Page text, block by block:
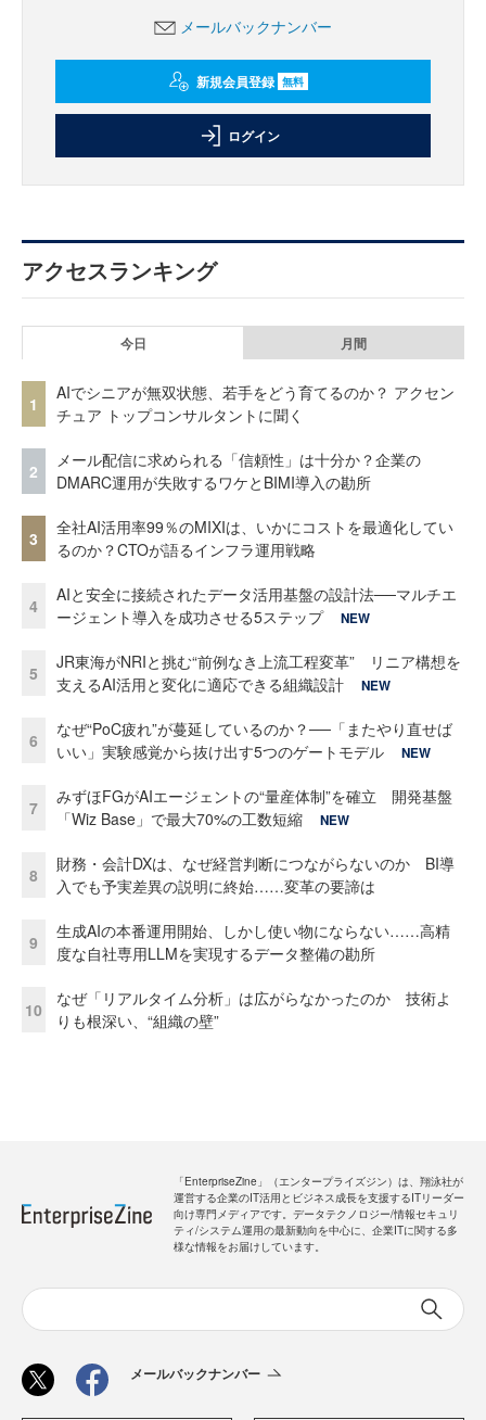
メールバックナンバー
新規会員登録 無料
ログイン
アクセスランキング
今日 月間
1
AIでシニアが無双状態、若手をどう育てるのか？ アクセン
チュア トップコンサルタントに聞く
2
メール配信に求められる「信頼性」は十分か？企業の
DMARC運用が失敗するワケとBIMI導入の勘所
3
全社AI活用率99％のMIXIは、いかにコストを最適化してい
るのか？CTOが語るインフラ運用戦略
4
AIと安全に接続されたデータ活用基盤の設計法──マルチエ
ージェント導入を成功させる5ステップ
NEW
5
JR東海がNRIと挑む“前例なき上流工程変革” リニア構想を
支えるAI活用と変化に適応できる組織設計
NEW
6
なぜ“PoC疲れ”が蔓延しているのか？──「またやり直せば
いい」実験感覚から抜け出す5つのゲートモデル
NEW
7
みずほFGがAIエージェントの“量産体制”を確立 開発基盤
「Wiz Base」で最大70%の工数短縮
NEW
8
財務・会計DXは、なぜ経営判断につながらないのか BI導
入でも予実差異の説明に終始……変革の要諦は
9
生成AIの本番運用開始、しかし使い物にならない……高精
度な自社専用LLMを実現するデータ整備の勘所
10
なぜ「リアルタイム分析」は広がらなかったのか 技術よ
りも根深い、“組織の壁”
「EnterpriseZine」（エンタープライズジン）は、翔泳社が
運営する企業のIT活用とビジネス成長を支援するITリーダー
向け専門メディアです。データテクノロジー/情報セキュリ
ティ/システム運用の最新動向を中心に、企業ITに関する多
様な情報をお届けしています。
メールバックナンバー